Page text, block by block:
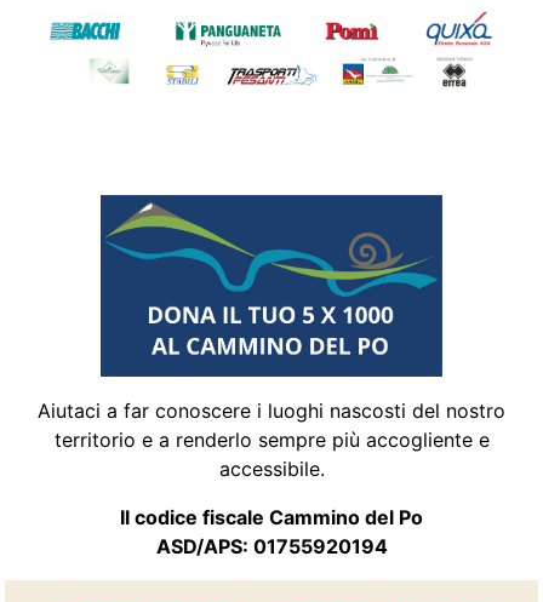
Aiutaci a far conoscere i luoghi nascosti del nostro
territorio e a renderlo sempre più accogliente e
accessibile.
Il codice fiscale Cammino del Po
ASD/APS: 01755920194